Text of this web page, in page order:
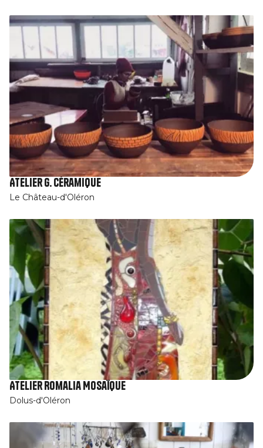
Atelier G. Céramique
Le Château-d'Oléron
Atelier Romalia Mosaïque
Dolus-d'Oléron